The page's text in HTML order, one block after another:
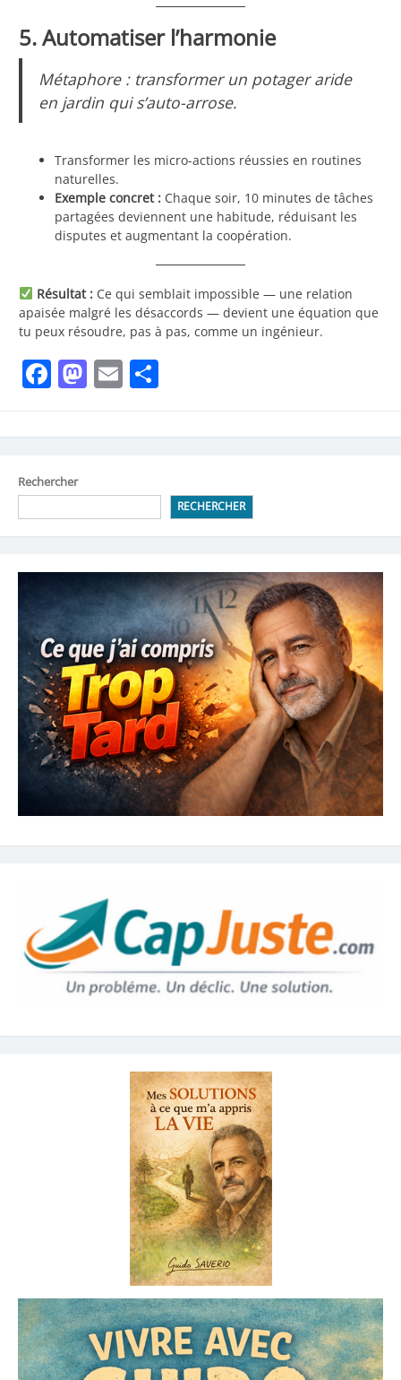
5. Automatiser l’harmonie
Métaphore : transformer un potager aride
en jardin qui s’auto-arrose.
Transformer les micro-actions réussies en routines
naturelles.
Exemple concret : Chaque soir, 10 minutes de tâches
partagées deviennent une habitude, réduisant les
disputes et augmentant la coopération.
Résultat :Ce qui semblait impossible — une relation
apaisée malgré les désaccords — devient une équation que
tu peux résoudre, pas à pas, comme un ingénieur.
Facebook
Mastodon
Email
Rechercher
RECHERCHER